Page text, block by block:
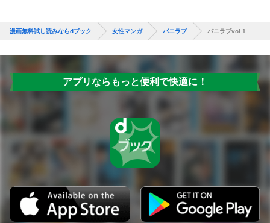
漫画無料試し読みならdブック 女性マンガ バニラブ バニラブvol.1
アプリならもっと便利で快適に！